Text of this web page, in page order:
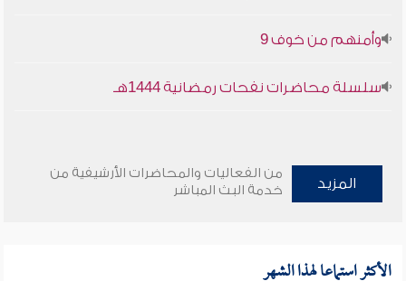
وأمنهم من خوف 9
سلسلة محاضرات نفحات رمضانية 1444هـ
المزيد
من الفعاليات والمحاضرات الأرشيفية من
خدمة البث المباشر
الأكثر استماعا لهذا الشهر